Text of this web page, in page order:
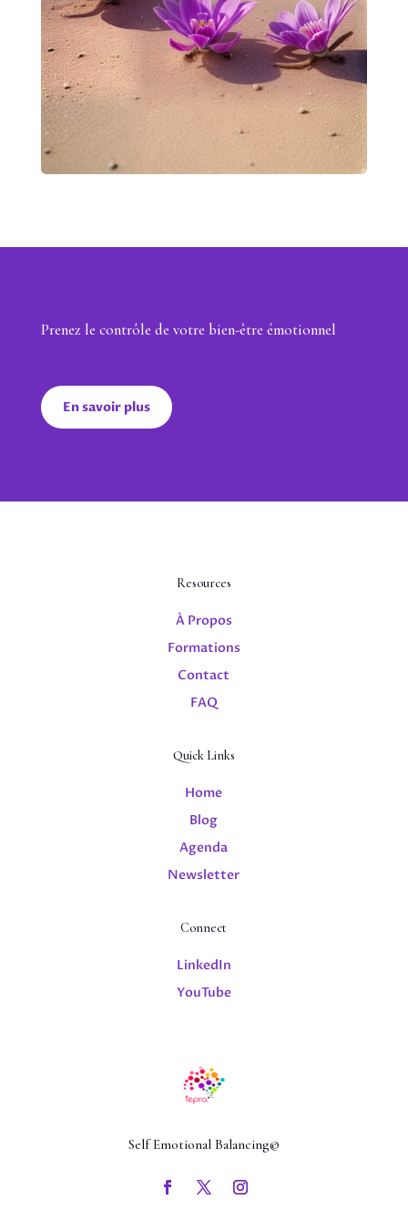
Prenez le contrôle de votre bien-être émotionnel
En savoir plus
Resources
À Propos
Formations
Contact
FAQ
Quick Links
Home
Blog
Agenda
Newsletter
Connect
LinkedIn
YouTube
Self Emotional Balancing©